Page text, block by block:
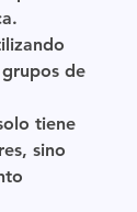
de
tiene
sino